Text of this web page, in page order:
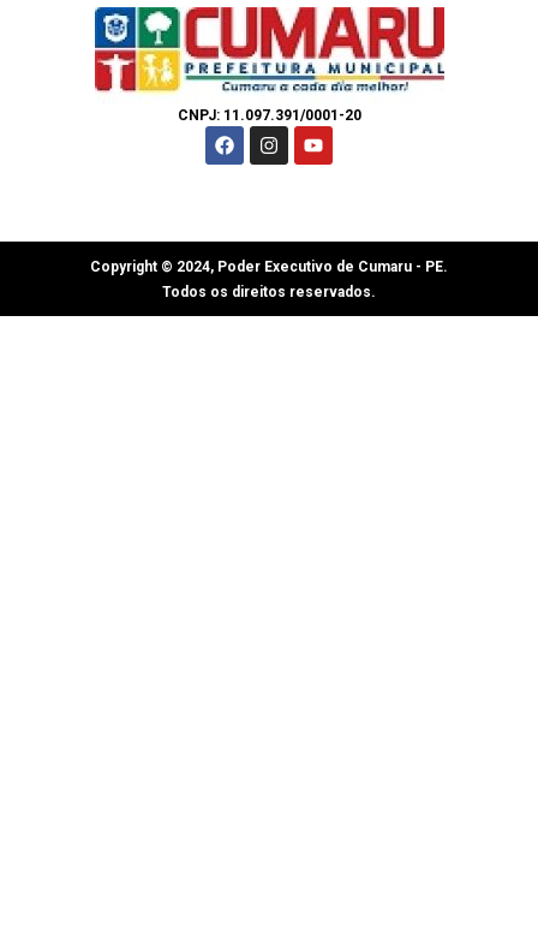
CNPJ: 11.097.391/0001-20
Copyright © 2024, Poder Executivo de Cumaru - PE.
Todos os direitos reservados.